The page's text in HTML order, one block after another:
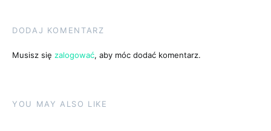
DODAJ KOMENTARZ
Musisz się zalogować, aby móc dodać komentarz.
YOU MAY ALSO LIKE